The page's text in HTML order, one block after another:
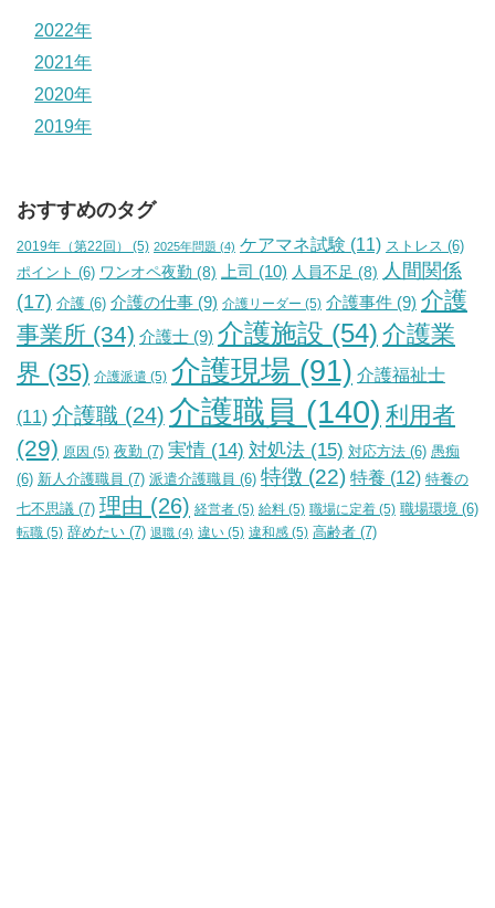
2022年
2021年
2020年
2019年
おすすめのタグ
2019年（第22回） (5) 2025年問題 (4) ケアマネ試験 (11) ストレス (6)
ポイント (6) ワンオペ夜勤 (8) 上司 (10) 人員不足 (8) 人間関係
(17) 介護 (6) 介護の仕事 (9) 介護リーダー (5) 介護事件 (9) 介護
事業所 (34) 介護士 (9) 介護施設 (54) 介護業
界 (35) 介護派遣 (5) 介護現場 (91) 介護福祉士
(11) 介護職 (24) 介護職員 (140) 利用者
(29) 原因 (5) 夜勤 (7) 実情 (14) 対処法 (15) 対応方法 (6) 愚痴
(6) 新人介護職員 (7) 派遣介護職員 (6) 特徴 (22) 特養 (12) 特養の
七不思議 (7) 理由 (26) 経営者 (5) 給料 (5) 職場に定着 (5) 職場環境 (6)
転職 (5) 辞めたい (7) 退職 (4) 違い (5) 違和感 (5) 高齢者 (7)